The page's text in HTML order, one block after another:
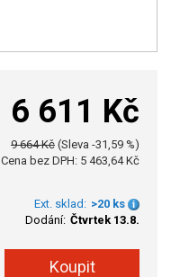
6 611 Kč
9 664 Kč (Sleva -31,59 %)
Cena bez DPH: 5 463,64 Kč
Ext. sklad: >20 ks
Dodání: Čtvrtek 13.8.